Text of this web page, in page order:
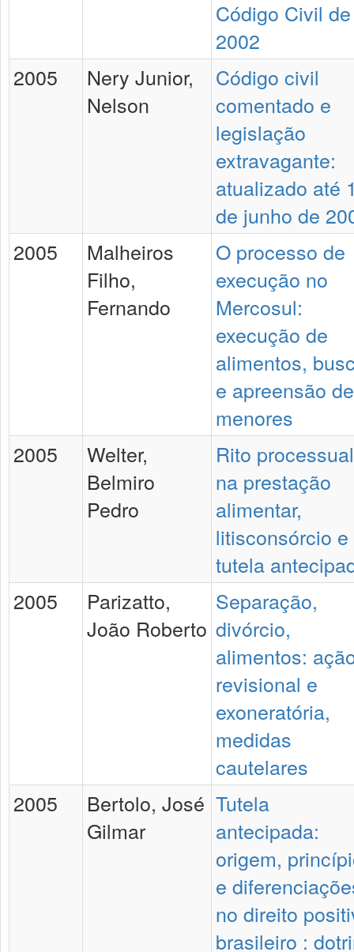
Código Civil de
2002
2005
Nery Junior,
Nelson
Código civil
comentado e
legislação
extravagante:
atualizado até
de junho de
2005
Malheiros
Filho,
Fernando
O processo de
execução no
Mercosul:
execução de
alimentos,
e apreensão de
menores
2005
Welter,
Belmiro
Pedro
Rito processual
na prestação
alimentar,
litisconsórcio e
tutela
2005
Parizatto,
João Roberto
Separação,
divórcio,
alimentos:
revisional e
exoneratória,
medidas
cautelares
2005
Bertolo, José
Gilmar
Tutela
antecipada:
origem,
e
no direito
brasileiro :